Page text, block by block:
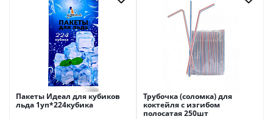
Пакеты Идеал для кубиков
льда 1уп*224кубика
Трубочка (соломка) для
коктейля с изгибом
полосатая 250шт